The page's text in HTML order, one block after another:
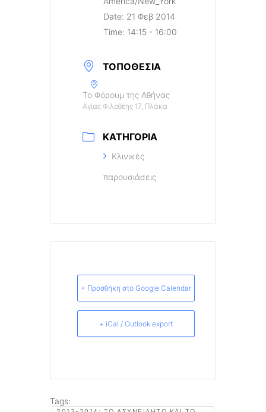
Date: 21 Φεβ 2014
Time: 14:15 - 16:00
ΤΟΠΟΘΕΣΊΑ
Το Φόρουμ της Αθήνας
Αγίας Φιλοθέης 17, Πλάκα
ΚΑΤΗΓΟΡΊΑ
Κλινικές
παρουσιάσεις
+ Προσθήκη στο Google Calendar
+ iCal / Outlook export
Tags: